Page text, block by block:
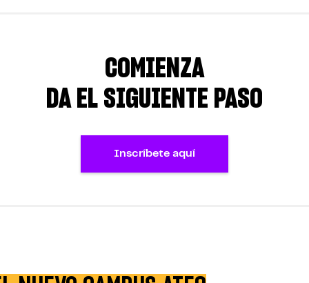
COMIENZA
DA EL SIGUIENTE PASO
Inscríbete aquí